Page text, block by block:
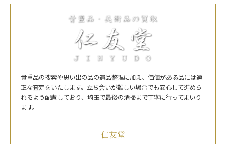
貴重品の捜索や思い出の品の遺品整理に加え、価値がある品には適
正な査定をいたします。立ち会いが難しい場合でも安心して進めら
れるよう配慮しており、埼玉で最後の清掃まで丁寧に行ってまいり
ます。
仁友堂